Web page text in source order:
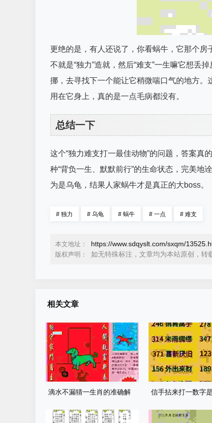
更绝的是，有人还说了，你看蜗牛，它那个
不就是“独力”造就，然后“难支”一生嘛它想丢
挪，去寻找下一个能让它稍微喘口气的地方。
用在它身上，真的是一点毛病都没有。
总结一下
这个“独力难支打一最佳动物”的问题，答案真
种“背负一生、默默前行”的生命状态，完美地
为是乌龟，结果人家蜗牛才是真正的大boss。
# 独力 # 乌龟 # 蜗牛 # 一点 # 难支
本文地址： https://www.sdqyslt.com/sxqm/
版权声明： 如无特殊标注，文章均为本站原创，转
相关文章
滴水不漏猜一生肖的准确解
信手拈来打一数字